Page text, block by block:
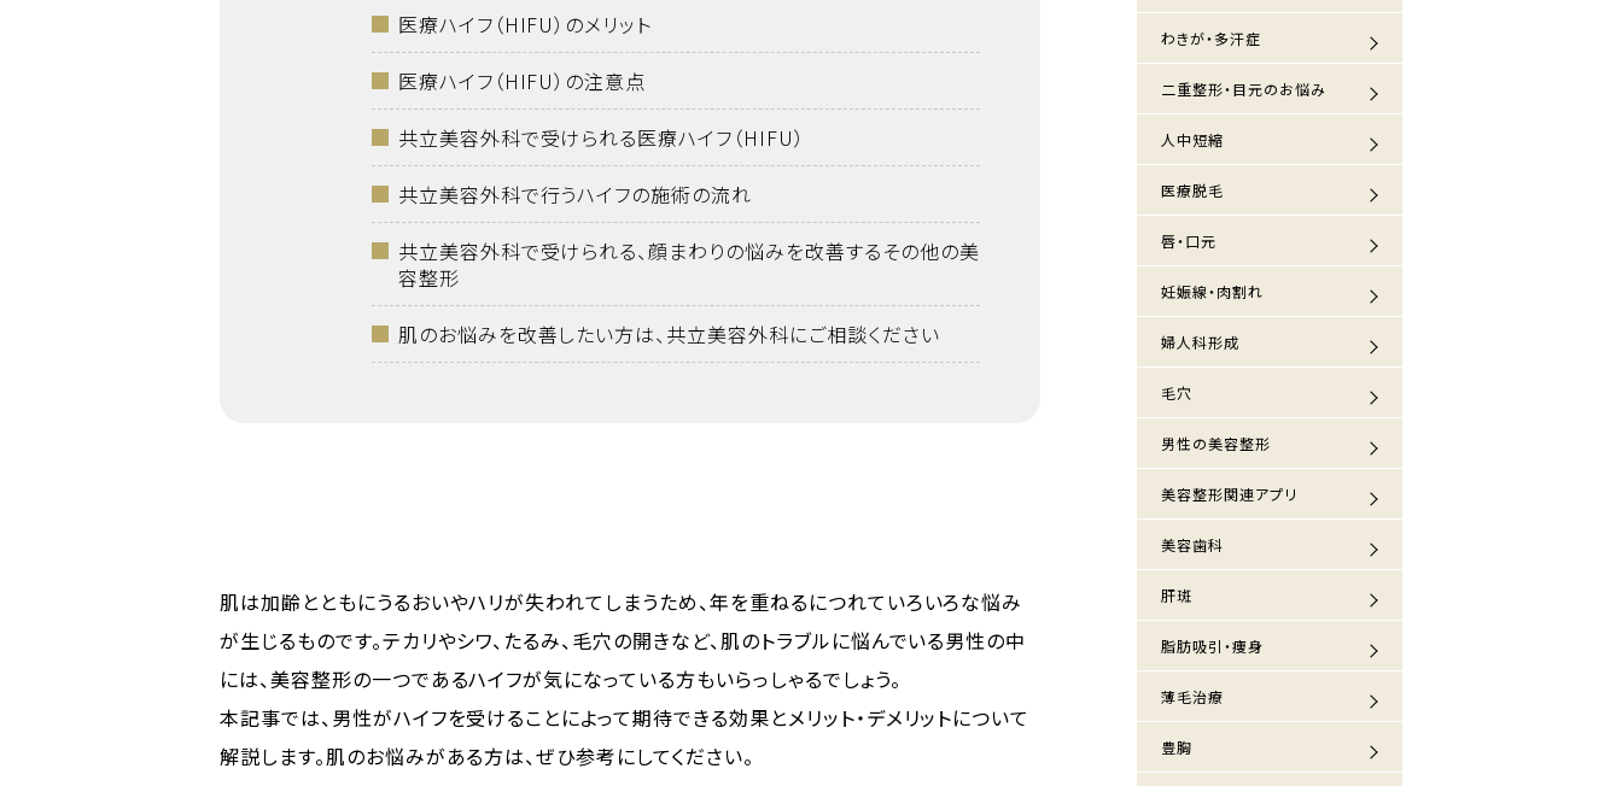
医療ハイフ（HIFU）のメリット
医療ハイフ（HIFU）の注意点
共立美容外科で受けられる医療ハイフ（HIFU）
共立美容外科で行うハイフの施術の流れ
共立美容外科で受けられる、顔まわりの悩みを改善するその他の美
容整形
肌のお悩みを改善したい方は、共立美容外科にご相談ください
肌は加齢とともにうるおいやハリが失われてしまうため、年を重ねるにつれていろいろな悩み
が生じるものです。テカリやシワ、たるみ、毛穴の開きなど、肌のトラブルに悩んでいる男性の中
には、美容整形の一つであるハイフが気になっている方もいらっしゃるでしょう。
本記事では、男性がハイフを受けることによって期待できる効果とメリット・デメリットについて
解説します。肌のお悩みがある方は、ぜひ参考にしてください。
わきが・多汗症
二重整形・目元のお悩み
人中短縮
医療脱毛
唇・口元
妊娠線・肉割れ
婦人科形成
毛穴
男性の美容整形
美容整形関連アプリ
美容歯科
肝斑
脂肪吸引・痩身
薄毛治療
豊胸